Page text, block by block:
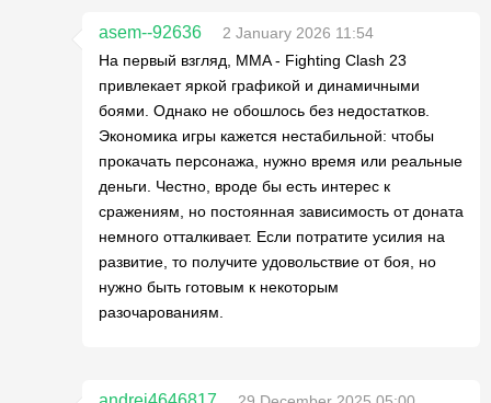
asem--92636
2 January 2026 11:54
На первый взгляд, MMA - Fighting Clash 23
привлекает яркой графикой и динамичными
боями. Однако не обошлось без недостатков.
Экономика игры кажется нестабильной: чтобы
прокачать персонажа, нужно время или реальные
деньги. Честно, вроде бы есть интерес к
сражениям, но постоянная зависимость от доната
немного отталкивает. Если потратите усилия на
развитие, то получите удовольствие от боя, но
нужно быть готовым к некоторым
разочарованиям.